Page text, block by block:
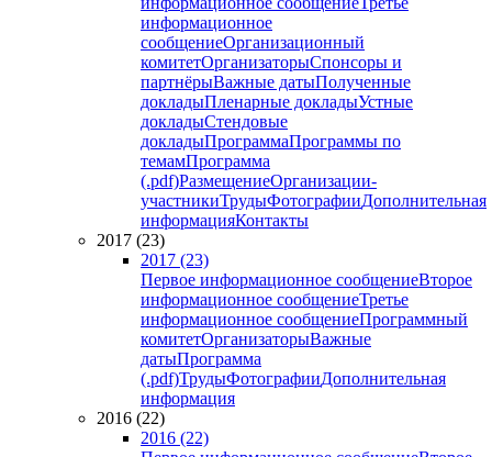
информационное
сообщениеОрганизационный
комитетОрганизаторыСпонсоры и
партнёрыВажные датыПолученные
докладыПленарные докладыУстные
докладыСтендовые
докладыПрограммаПрограммы по
темамПрограмма
(.pdf)РазмещениеОрганизации-
участникиТрудыФотографииДополнительная
информацияКонтакты
2017 (23)
2017 (23)
Первое информационное сообщениеВторое
информационное сообщениеТретье
информационное сообщениеПрограммный
комитетОрганизаторыВажные
датыПрограмма
(.pdf)ТрудыФотографииДополнительная
информация
2016 (22)
2016 (22)